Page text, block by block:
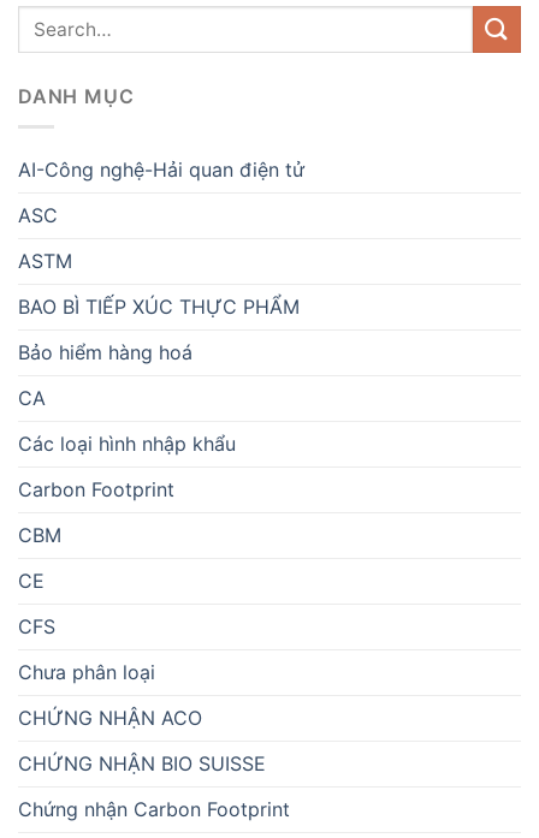
DANH MỤC
AI-Công nghệ-Hải quan điện tử
ASC
ASTM
BAO BÌ TIẾP XÚC THỰC PHẨM
Bảo hiểm hàng hoá
CA
Các loại hình nhập khẩu
Carbon Footprint
CBM
CE
CFS
Chưa phân loại
CHỨNG NHẬN ACO
CHỨNG NHẬN BIO SUISSE
Chứng nhận Carbon Footprint